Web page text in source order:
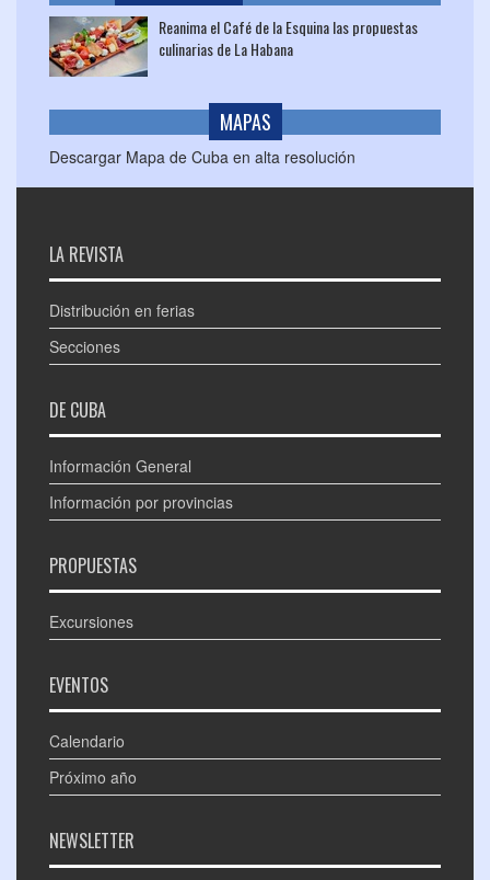
Reanima el Café de la Esquina las propuestas
culinarias de La Habana
MAPAS
Descargar Mapa de Cuba en alta resolución
LA REVISTA
Distribución en ferias
Secciones
DE CUBA
Información General
Información por provincias
PROPUESTAS
Excursiones
EVENTOS
Calendario
Próximo año
NEWSLETTER